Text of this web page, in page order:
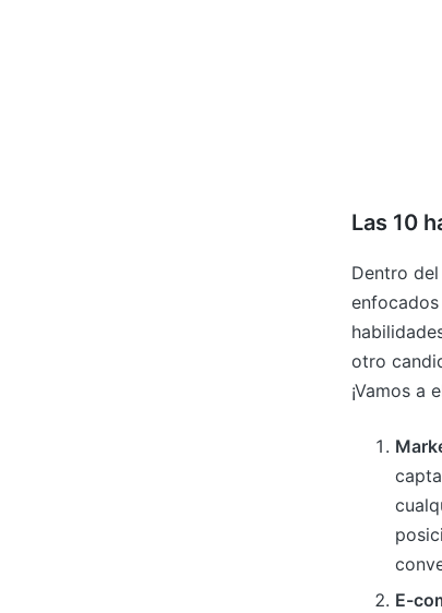
Las 10
Dentro
otro
¡Vamos a
E-